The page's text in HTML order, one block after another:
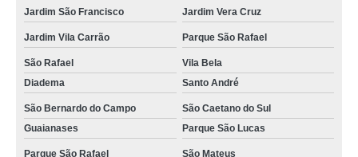
Jardim São Francisco Jardim Vera Cruz
Jardim Vila Carrão Parque São Rafael
São Rafael
Vila Bela
Diadema
Santo André
São Bernardo do Campo
São Caetano do Sul
Guaianases
Parque São Lucas
Parque São Rafael São Mateus